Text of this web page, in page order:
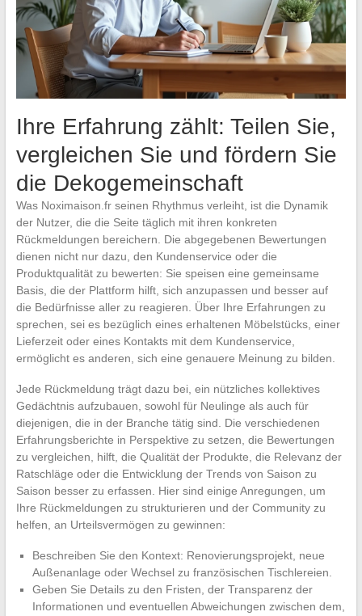
Ihre Erfahrung zählt: Teilen Sie,
vergleichen Sie und fördern Sie
die Dekogemeinschaft
Was Noximaison.fr seinen Rhythmus verleiht, ist die Dynamik
der Nutzer, die die Seite täglich mit ihren konkreten
Rückmeldungen bereichern. Die abgegebenen Bewertungen
dienen nicht nur dazu, den Kundenservice oder die
Produktqualität zu bewerten: Sie speisen eine gemeinsame
Basis, die der Plattform hilft, sich anzupassen und besser auf
die Bedürfnisse aller zu reagieren. Über Ihre Erfahrungen zu
sprechen, sei es bezüglich eines erhaltenen Möbelstücks, einer
Lieferzeit oder eines Kontakts mit dem Kundenservice,
ermöglicht es anderen, sich eine genauere Meinung zu bilden.
Jede Rückmeldung trägt dazu bei, ein nützliches kollektives
Gedächtnis aufzubauen, sowohl für Neulinge als auch für
diejenigen, die in der Branche tätig sind. Die verschiedenen
Erfahrungsberichte in Perspektive zu setzen, die Bewertungen
zu vergleichen, hilft, die Qualität der Produkte, die Relevanz der
Ratschläge oder die Entwicklung der Trends von Saison zu
Saison besser zu erfassen. Hier sind einige Anregungen, um
Ihre Rückmeldungen zu strukturieren und der Community zu
helfen, an Urteilsvermögen zu gewinnen:
Beschreiben Sie den Kontext: Renovierungsprojekt, neue
Außenanlage oder Wechsel zu französischen Tischlereien.
Geben Sie Details zu den Fristen, der Transparenz der
Informationen und eventuellen Abweichungen zwischen dem,